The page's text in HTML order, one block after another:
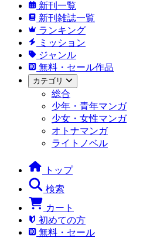
新刊一覧
新刊雑誌一覧
ランキング
ミッション
ジャンル
無料・セール作品
カテゴリ
総合
少年・青年マンガ
少女・女性マンガ
オトナマンガ
ライトノベル
トップ
検索
カート
初めての方
無料・セール